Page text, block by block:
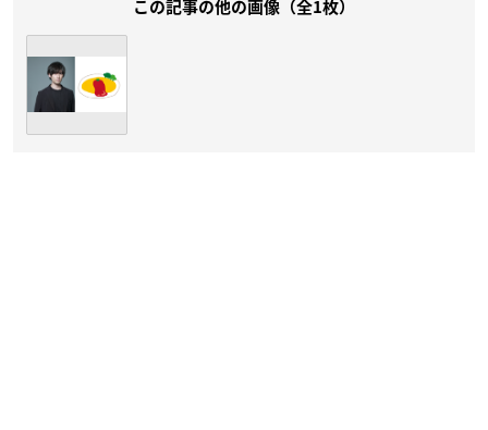
この記事の他の画像（全1枚）